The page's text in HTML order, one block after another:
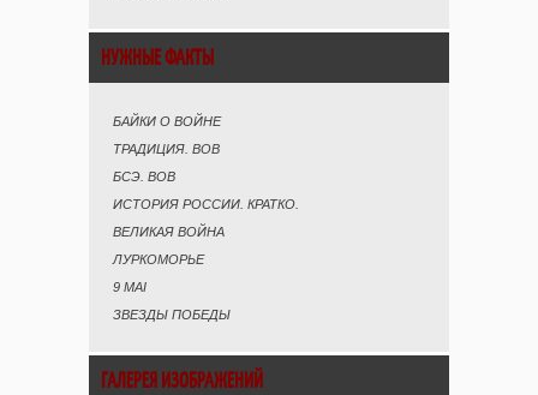
НУЖНЫЕ ФАКТЫ
БАЙКИ О ВОЙНЕ
ТРАДИЦИЯ. ВОВ
БСЭ. ВОВ
ИСТОРИЯ РОССИИ. КРАТКО.
ВЕЛИКАЯ ВОЙНА
ЛУРКОМОРЬЕ
9 MAI
ЗВЕЗДЫ ПОБЕДЫ
ГАЛЕРЕЯ ИЗОБРАЖЕНИЙ